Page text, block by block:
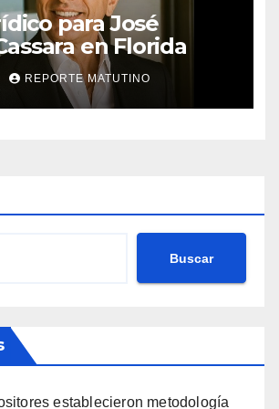
para José
en Florida
REPORTE MATUTINO
Buscar
establecieron metodología